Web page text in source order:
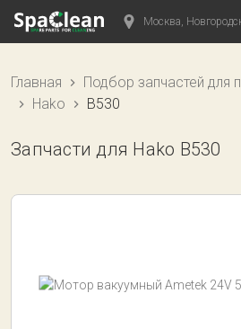
Москва,
Главная
Подбор запчастей
Hako
B530
Запчасти для Hako B530